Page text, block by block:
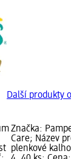
Další produkty
Značka:
Care; Název
plenkové